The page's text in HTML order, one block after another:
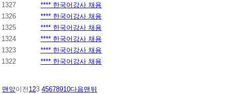
1327
**** 한국어강사 채용
1326
**** 한국어강사 채용
1325
**** 한국어강사 채용
1324
**** 한국어강사 채용
1323
**** 한국어강사 채용
1322
**** 한국어강사 채용
맨앞이전 123 45678910다음맨뒤